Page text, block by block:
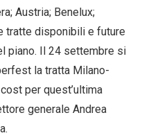
Austria; Benelux;
tratte disponibili e future
piano. Il 24 settembre si
la tratta Milano-
per quest’ultima
generale Andrea